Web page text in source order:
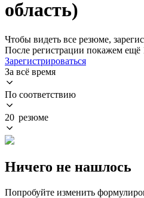
область)
Чтобы видеть все резюме,
После регистрации покажем ещё
Зарегистрироваться
За всё время
По соответствию
20 резюме
Ничего не нашлось
Попробуйте изменить